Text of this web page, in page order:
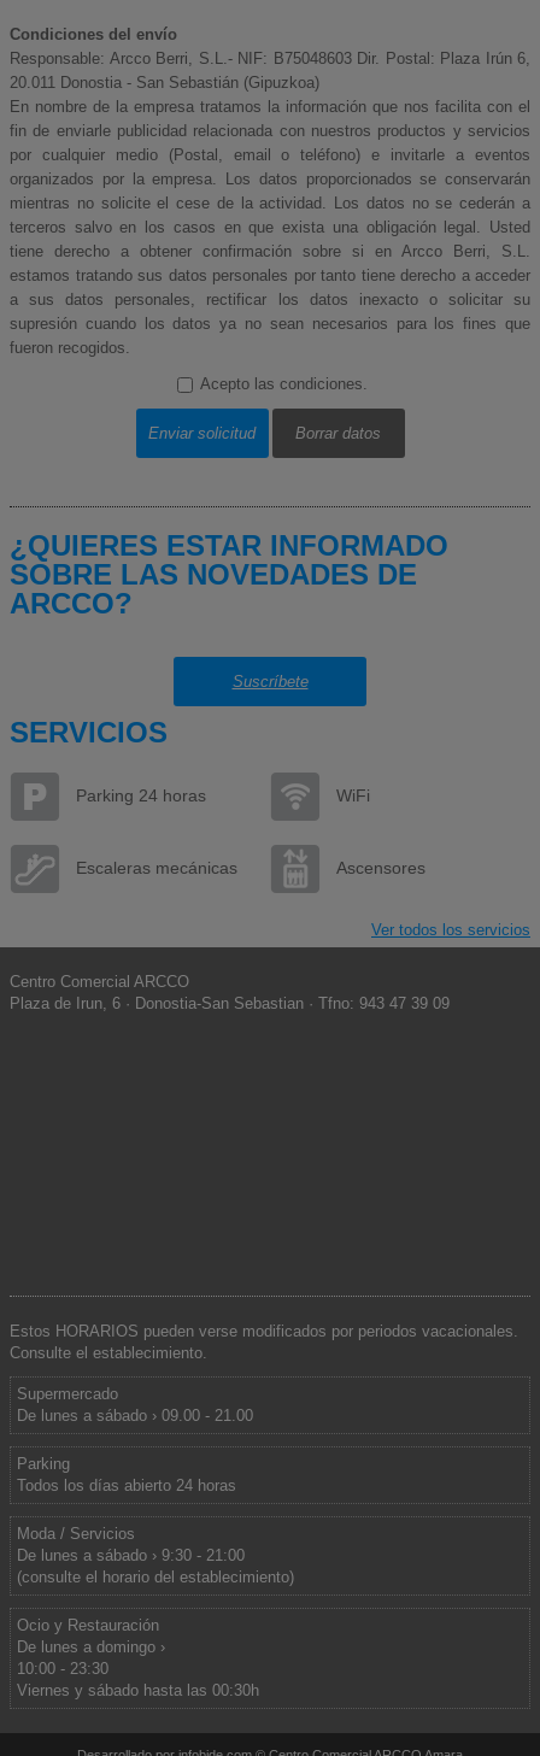
Condiciones del envío
Responsable: Arcco Berri, S.L.- NIF: B75048603 Dir. Postal: Plaza Irún 6,
20.011 Donostia - San Sebastián (Gipuzkoa)
En nombre de la empresa tratamos la información que nos facilita con el
fin de enviarle publicidad relacionada con nuestros productos y servicios
por cualquier medio (Postal, email o teléfono) e invitarle a eventos
organizados por la empresa. Los datos proporcionados se conservarán
mientras no solicite el cese de la actividad. Los datos no se cederán a
terceros salvo en los casos en que exista una obligación legal. Usted
tiene derecho a obtener confirmación sobre si en Arcco Berri, S.L.
estamos tratando sus datos personales por tanto tiene derecho a acceder
a sus datos personales, rectificar los datos inexacto o solicitar su
supresión cuando los datos ya no sean necesarios para los fines que
fueron recogidos.
Acepto las condiciones.
Enviar solicitud Borrar datos
¿QUIERES ESTAR INFORMADO
SOBRE LAS NOVEDADES DE
ARCCO?
Suscríbete
SERVICIOS
Parking 24 horas WiFi
Escaleras mecánicas Ascensores
Ver todos los servicios
Centro Comercial ARCCO
Plaza de Irun, 6 · Donostia-San Sebastian · Tfno: 943 47 39 09
Estos HORARIOS pueden verse modificados por periodos vacacionales.
Consulte el establecimiento.
Supermercado
De lunes a sábado › 09.00 - 21.00
Parking
Todos los días abierto 24 horas
Moda / Servicios
De lunes a sábado › 9:30 - 21:00
(consulte el horario del establecimiento)
Ocio y Restauración
De lunes a domingo ›
10:00 - 23:30
Viernes y sábado hasta las 00:30h